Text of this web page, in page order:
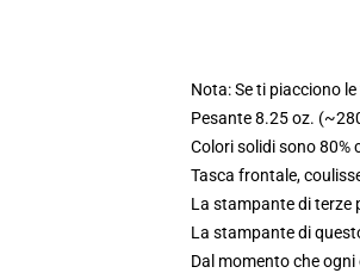
Nota: Se ti piacciono
Pesante 8.25 oz.
Colori solidi sono 80%
Tasca frontale,
La stampante di terze
La stampante di
Dal momento che